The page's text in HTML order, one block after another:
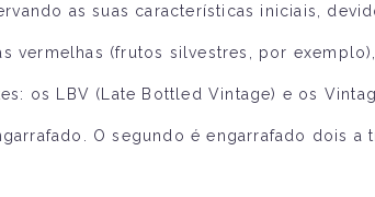
as suas características iniciais,
vermelhas (frutos silvestres, por
os LBV (Late Bottled Vintage) e os
O segundo é engarrafado dois a